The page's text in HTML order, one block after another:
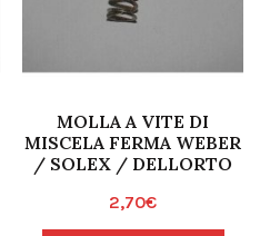
MOLLA A VITE DI
MISCELA FERMA WEBER
/ SOLEX / DELLORTO
2,70€